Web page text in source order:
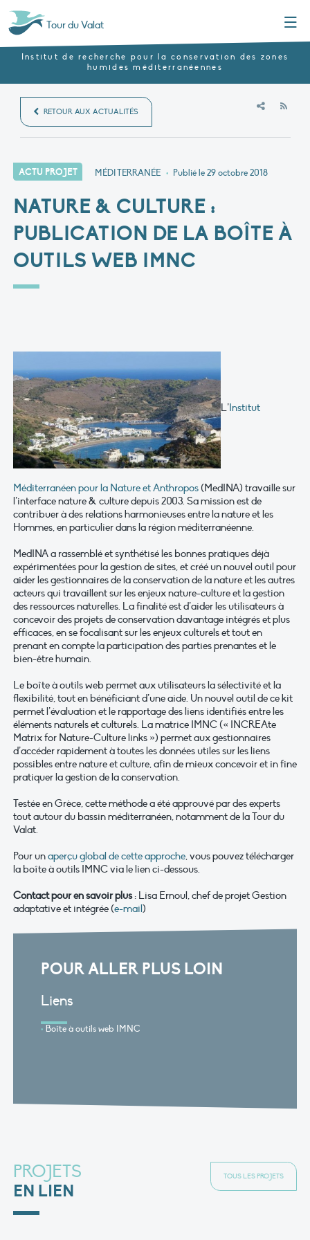
Tour du Valat
Institut de recherche pour la conservation des zones
humides méditerranéennes
RETOUR AUX ACTUALITÉS
ACTU PROJET MÉDITERRANÉE • Publié le29 octobre 2018
NATURE & CULTURE :
PUBLICATION DE LA BOÎTE À
OUTILS WEB IMNC
L’Institut
Méditerranéen pour la Nature et Anthropos(MedINA) travaille sur
l’interface nature & culture depuis 2003. Sa mission est de
contribuer à des relations harmonieuses entre la nature et les
Hommes, en particulier dans la région méditerranéenne.
MedINA a rassemblé et synthétisé les bonnes pratiques déjà
expérimentées pour la gestion de sites, et créé un nouvel outil pour
aider les gestionnaires de la conservation de la nature et les autres
acteurs qui travaillent sur les enjeux nature-culture et la gestion
des ressources naturelles. La finalité est d’aider les utilisateurs à
concevoir des projets de conservation davantage intégrés et plus
efficaces, en se focalisant sur les enjeux culturels et tout en
prenant en compte la participation des parties prenantes et le
bien-être humain.
Le boîte à outils web permet aux utilisateurs la sélectivité et la
flexibilité, tout en bénéficiant d’une aide. Un nouvel outil de ce kit
permet l’évaluation et le rapportage des liens identifiés entre les
éléments naturels et culturels. La matrice IMNC (« INCREAte
Matrix for Nature-Culture links ») permet aux gestionnaires
d’accéder rapidement à toutes les données utiles sur les liens
possibles entre nature et culture, afin de mieux concevoir et in fine
pratiquer la gestion de la conservation.
Testée en Grèce, cette méthode a été approuvé par des experts
tout autour du bassin méditerranéen, notamment de la Tour du
Valat.
Pour unaperçu global de cette approche, vous pouvez télécharger
la boîte à outils IMNC via le lien ci-dessous.
Contact pour en savoir plus: Lisa Ernoul, chef de projet Gestion
adaptative et intégrée (e-mail)
POUR ALLER PLUS LOIN
Liens
Boîte à outils web IMNC
PROJETS
EN LIEN
TOUS LES PROJETS